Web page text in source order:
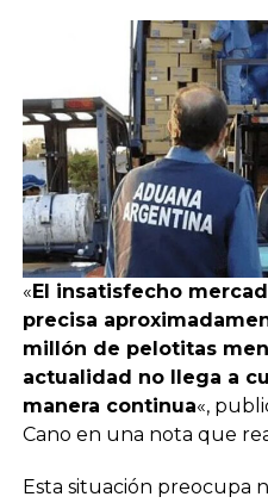
« El insatisfecho
precisa
millón de pelotitas
actualidad no llega a
manera continua«,
Cano en una nota que
Esta situación preocupa